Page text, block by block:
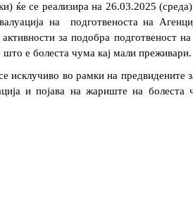
ќе се реализира на 26.03.2025
на  подготвеноста на
за подобра подготвеност
што е болеста чума кај мали преживари.
исклучиво во рамки на предвидените
и појава на жариште на болеста